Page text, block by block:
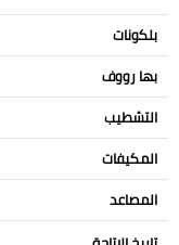
بلكونات
بها رووف
التشطيب
المكيفات
المصاعد